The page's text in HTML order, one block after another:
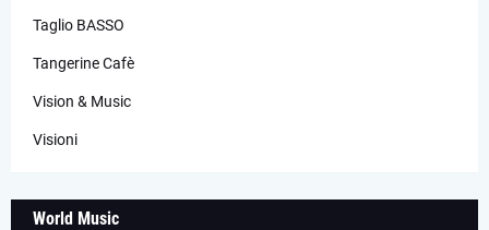
Taglio BASSO
Tangerine Cafè
Vision & Music
Visioni
World Music